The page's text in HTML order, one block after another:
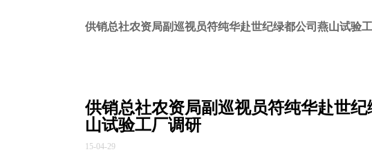
供销总社农资局副巡视员符纯华赴世纪绿都公司燕山试验
供销总社农资局副巡视员符纯华赴世
山试验工厂调研
15-04-29